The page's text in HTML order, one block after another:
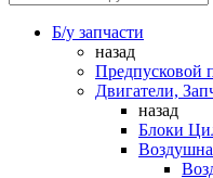
Б/у запчасти
назад
Предпусковой
Двигатели,
назад
Блоки